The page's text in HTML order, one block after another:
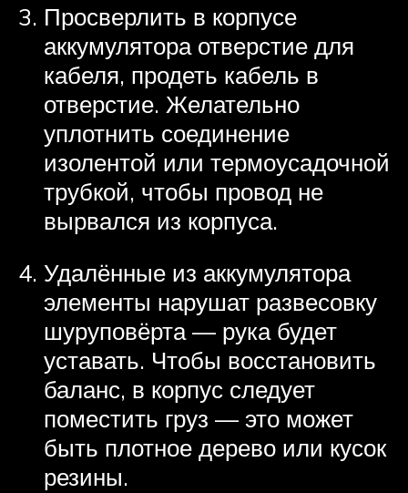
Просверлить в корпусе
аккумулятора отверстие для
кабеля, продеть кабель в
отверстие. Желательно
уплотнить соединение
изолентой или термоусадочной
трубкой, чтобы провод не
вырвался из корпуса.
Удалённые из аккумулятора
элементы нарушат развесовку
шуруповёрта — рука будет
уставать. Чтобы восстановить
баланс, в корпус следует
поместить груз — это может
быть плотное дерево или кусок
резины.